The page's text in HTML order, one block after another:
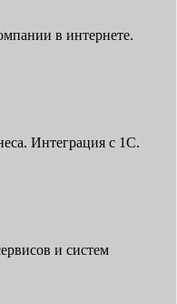
в интернете.
Интеграция с 1С.
и систем